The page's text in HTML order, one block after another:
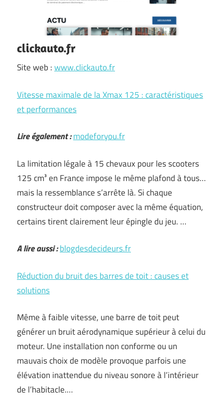
clickauto.fr
Site web :www.clickauto.fr
Vitesse maximale de la Xmax 125 : caractéristiques
et performances
Lire également :modeforyou.fr
La limitation légale à 15 chevaux pour les scooters
125 cm³ en France impose le même plafond à tous…
mais la ressemblance s’arrête là. Si chaque
constructeur doit composer avec la même équation,
certains tirent clairement leur épingle du jeu. …
A lire aussi :blogdesdecideurs.fr
Réduction du bruit des barres de toit : causes et
solutions
Même à faible vitesse, une barre de toit peut
générer un bruit aérodynamique supérieur à celui du
moteur. Une installation non conforme ou un
mauvais choix de modèle provoque parfois une
élévation inattendue du niveau sonore à l’intérieur
de l’habitacle.…